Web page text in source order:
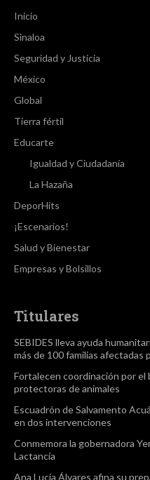
Inicio
Sinaloa
Seguridad y Justicia
México
Global
Tierra fértil
Educarte
Igualdad y Ciudadanía
La Hazaña
DeporHits
¡Escenarios!
Salud y Bienestar
Empresas y Bolsillos
Titulares
SEBIDES lleva ayuda
más de 100 familias afectadas
Fortalecen coordinación por el
protectoras de animales
Escuadrón de Salvamento
en dos intervenciones
Conmemora la gobernadora
Lactancia
Ana Lucía Álvares afina su